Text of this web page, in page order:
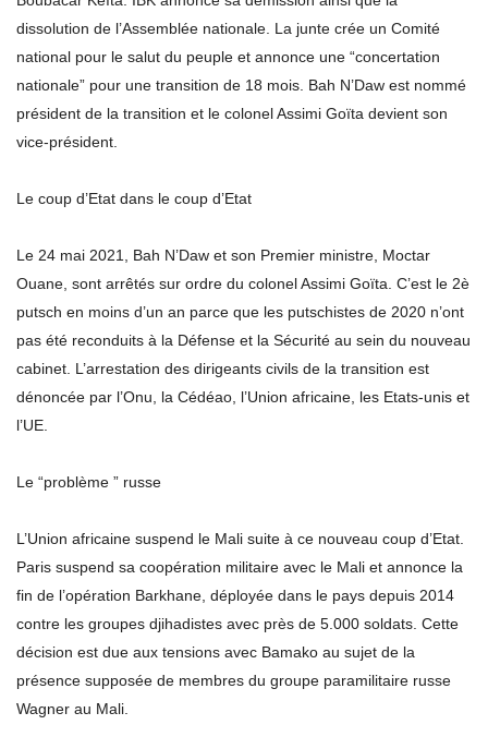
dissolution de l’Assemblée nationale. La junte crée un Comité
national pour le salut du peuple et annonce une “concertation
nationale” pour une transition de 18 mois. Bah N’Daw est nommé
président de la transition et le colonel Assimi Goïta devient son
vice-président.
Le coup d’Etat dans le coup d’Etat
Le 24 mai 2021, Bah N’Daw et son Premier ministre, Moctar
Ouane, sont arrêtés sur ordre du colonel Assimi Goïta. C’est le 2è
putsch en moins d’un an parce que les putschistes de 2020 n’ont
pas été reconduits à la Défense et la Sécurité au sein du nouveau
cabinet. L’arrestation des dirigeants civils de la transition est
dénoncée par l’Onu, la Cédéao, l’Union africaine, les Etats-unis et
l’UE.
Le “problème ” russe
L’Union africaine suspend le Mali suite à ce nouveau coup d’Etat.
Paris suspend sa coopération militaire avec le Mali et annonce la
fin de l’opération Barkhane, déployée dans le pays depuis 2014
contre les groupes djihadistes avec près de 5.000 soldats. Cette
décision est due aux tensions avec Bamako au sujet de la
présence supposée de membres du groupe paramilitaire russe
Wagner au Mali.